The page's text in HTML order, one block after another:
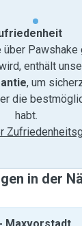
über Pawshake
enthält
, um
die
habt.
in der